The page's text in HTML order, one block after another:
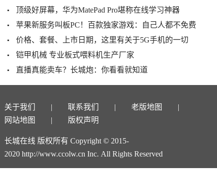
顶级好屏幕，华为MatePad Pro堪称在线学习神器
苹果新服务叫板PC！百款独家游戏：自己人都不免费
价格、套餐、上市日期，这里有关于5G手机的一切
铠甲机械 专业板式喂料机生产厂家
直播真能卖车？长城炮：你看看就知道
关于我们 联系我们
老版地图
网站地图
版权声明
长城在线 版权所有 Copyright © 2015-
2020 http://www.ccolw.cn Inc. All Rights Reserved